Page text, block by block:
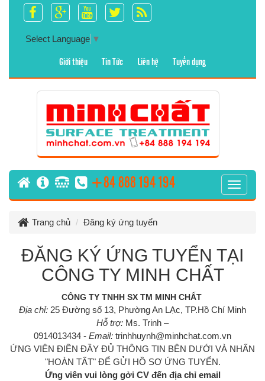
Select Language ▼
Giới thiệu Tin Tức Liên hệ Tuyển dụng
T
o
e
n
i
g
t
i
+84 888 194 194
Trang chủ Đăng ký ứng tuyển
ĐĂNG KÝ ỨNG TUYỂN TẠI
CÔNG TY MINH CHẤT
CÔNG TY TNHH SX TM MINH CHẤT
Địa chỉ: 25 Đường số 13, Phường An LẠc, TP.Hồ Chí Minh
Hỗ trợ: Ms. Trinh –
0914013434 - Email: trinhhuynh@minhchat.com.vn
ỨNG VIÊN ĐIỀN ĐẦY ĐỦ THÔNG TIN BÊN DƯỚI VÀ NHẤN
"HOÀN TẤT" ĐỂ GỬI HỒ SƠ ỨNG TUYỂN.
Ứng viên vui lòng gởi CV đến địa chỉ email